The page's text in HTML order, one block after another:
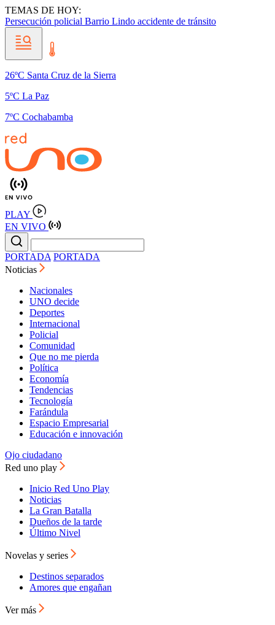
TEMAS DE HOY:
Persecución policial Barrio Lindo accidente de tránsito
26ºC Santa Cruz de la Sierra
5ºC La Paz
7ºC Cochabamba
PLAY
EN VIVO
PORTADA PORTADA
Noticias
Nacionales
UNO decide
Deportes
Internacional
Policial
Comunidad
Que no me pierda
Política
Economía
Tendencias
Tecnología
Farándula
Espacio Empresarial
Educación e innovación
Ojo ciudadano
Red uno play
Inicio Red Uno Play
Noticias
La Gran Batalla
Dueños de la tarde
Último Nivel
Novelas y series
Destinos separados
Amores que engañan
Ver más